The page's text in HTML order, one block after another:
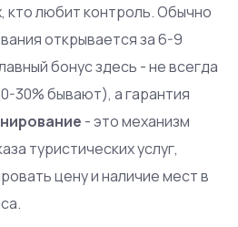
кто любит контроль. Обычно
открывается за 6-9
бонус здесь - не всегда
30% бывают), а гарантия
- это механизм
туристических услуг,
цену и наличие мест в